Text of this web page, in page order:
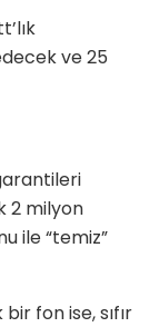
ve 25
2 milyon
ile “temiz”
fon ise, sıfır